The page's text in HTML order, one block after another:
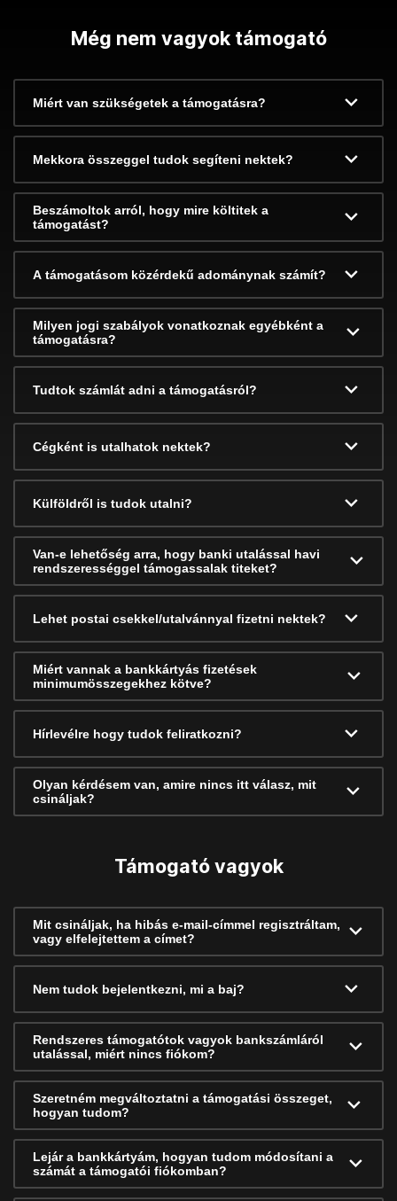
Még nem vagyok támogató
Miért van szükségetek a támogatásra?
Mekkora összeggel tudok segíteni nektek?
Beszámoltok arról, hogy mire költitek a
támogatást?
A támogatásom közérdekű adománynak számít?
Milyen jogi szabályok vonatkoznak egyébként a
támogatásra?
Tudtok számlát adni a támogatásról?
Cégként is utalhatok nektek?
Külföldről is tudok utalni?
Van-e lehetőség arra, hogy banki utalással havi
rendszerességgel támogassalak titeket?
Lehet postai csekkel/utalvánnyal fizetni nektek?
Miért vannak a bankkártyás fizetések
minimumösszegekhez kötve?
Hírlevélre hogy tudok feliratkozni?
Olyan kérdésem van, amire nincs itt válasz, mit
csináljak?
Támogató vagyok
Mit csináljak, ha hibás e-mail-címmel regisztráltam,
vagy elfelejtettem a címet?
Nem tudok bejelentkezni, mi a baj?
Rendszeres támogatótok vagyok bankszámláról
utalással, miért nincs fiókom?
Szeretném megváltoztatni a támogatási összeget,
hogyan tudom?
Lejár a bankkártyám, hogyan tudom módosítani a
számát a támogatói fiókomban?